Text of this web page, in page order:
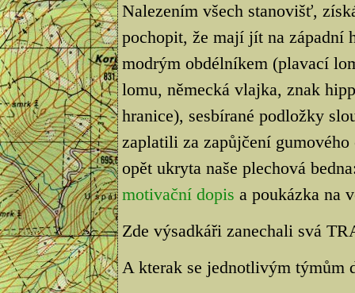
Nalezením všech stanovišť,
pochopit, že mají jít na západní
modrým obdélníkem (plavací
lomu, německá vlajka, znak
hranice), sesbírané podložky
zaplatili za zapůjčení
opět ukryta naše plechová
motivační dopis a poukázka na
Zde výsadkáři zanechali svá
A kterak se jednotlivým týmům